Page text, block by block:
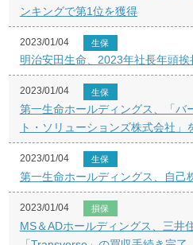
ンキングで第1位を獲得
2023/01/04 生保
明治安田生命、2023年社長年頭挨
2023/01/04 生保
第一生命ホールディングス、「バ
ト・ソリューションズ株式会社」
2023/01/04 生保
第一生命ホールディングス、自己
2023/01/04 損保
MS＆ADホールディングス、三井